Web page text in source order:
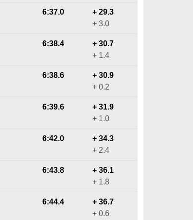
6:37.0
+ 29.3
+ 3.0
6:38.4
+ 30.7
+ 1.4
6:38.6
+ 30.9
+ 0.2
6:39.6
+ 31.9
+ 1.0
6:42.0
+ 34.3
+ 2.4
6:43.8
+ 36.1
+ 1.8
6:44.4
+ 36.7
+ 0.6